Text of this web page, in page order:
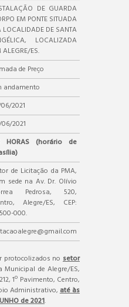
DE GUARDA
EM PONTE SITUADA
LOCALIDADE DE SANTA
LOCALIZADA
ALEGRE/ES.
de Preço
andamento
2021
2021
HORAS (horário de
de Licitação da PMA,
sede na Av. Dr. Olívio
Pedrosa, 520,
Alegre/ES, CEP:
000.
protocolizados nosetor
Municipal de Alegre/ES,
1º Pavimento, Centro,
Administrativo, até às
de 2021.